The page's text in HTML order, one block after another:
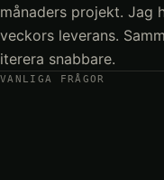
månaders projekt. Jag
veckors leverans.
iterera snabbare.
VANLIGA FRÅGOR